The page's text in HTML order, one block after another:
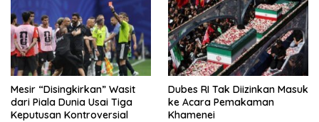
Mesir “Disingkirkan” Wasit
dari Piala Dunia Usai Tiga
Keputusan Kontroversial
Dubes RI Tak Diizinkan Masuk
ke Acara Pemakaman
Khamenei